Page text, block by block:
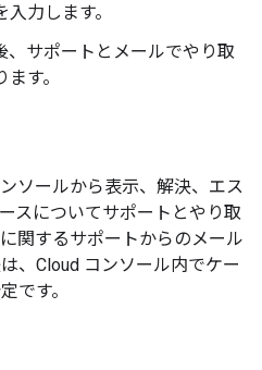
力します。
、サポートとメールでやり取
す。
ソールから表示、解決、エス
スについてサポートとやり取
関するサポートからのメール
、Cloud コンソール内でケー
です。